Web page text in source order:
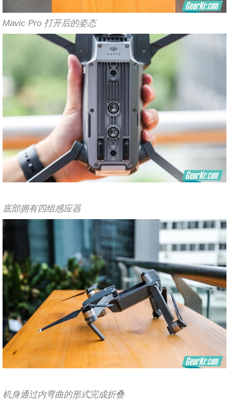
Mavic Pro 打开后的姿态
底部拥有四组感应器
机身通过内弯曲的形式完成折叠